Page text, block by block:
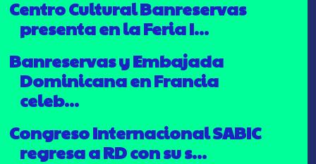
Centro Cultural Banreservas
presenta en la Feria I...
Banreservas y Embajada
Dominicana en Francia
celeb...
Congreso Internacional SABIC
regresa a RD con su s...